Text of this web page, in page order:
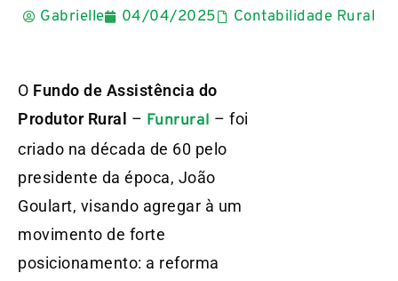
Gabrielle 04/04/2025 Contabilidade Rural
O Fundo de Assistência do
Produtor Rural
– Funrural – foi
criado na década de 60 pelo
presidente da época, João
Goulart, visando agregar à um
movimento de forte
posicionamento: a reforma